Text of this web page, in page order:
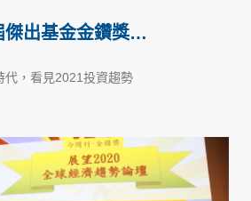
出基金金鑽獎－
動
代，看見2021投資趨勢